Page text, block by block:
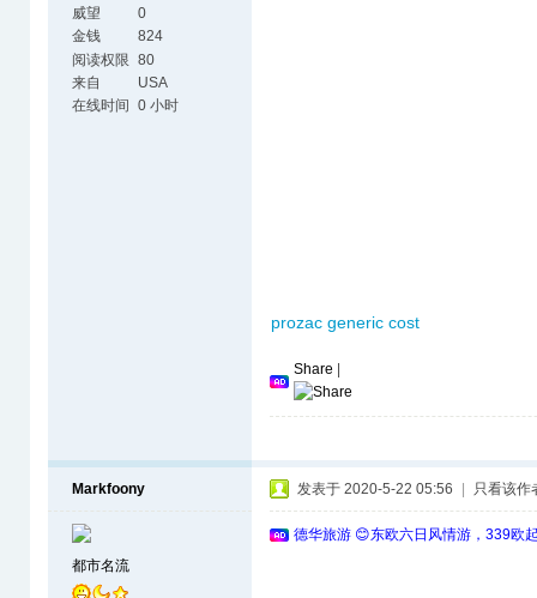
威望
0
金钱
824
阅读权限 80
来自
USA
在线时间
0 小时
prozac generic cost
Share
Markfoony
都市名流
发表于 2020-5-22 05:56 只看该作
德华旅游 😊东欧六日风情游，339欧